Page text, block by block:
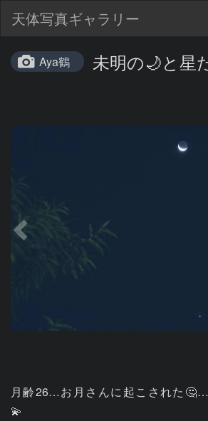
天体写真ギャラリー
Aya鶴 未明の🌙と星
月齢26…お月さんに起こされた
💫